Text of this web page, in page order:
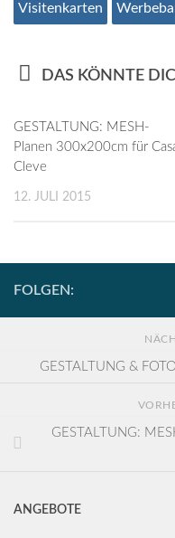
Visitenkarten
DAS KÖNNTE
GESTALTUNG: MESH-
Planen 300x200cm für
Cleve
12. JULI 2015
FOLGEN:
GESTALTUNG &
GESTALTUNG:
ANGEBOTE